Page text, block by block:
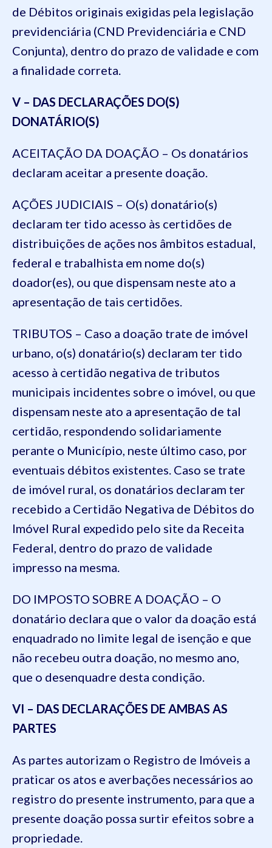
de Débitos originais exigidas pela legislação
previdenciária (CND Previdenciária e CND
Conjunta), dentro do prazo de validade e com
a finalidade correta.
V – DAS DECLARAÇÕES DO(S)
DONATÁRIO(S)
ACEITAÇÃO DA DOAÇÃO – Os donatários
declaram aceitar a presente doação.
AÇÕES JUDICIAIS – O(s) donatário(s)
declaram ter tido acesso às certidões de
distribuições de ações nos âmbitos estadual,
federal e trabalhista em nome do(s)
doador(es), ou que dispensam neste ato a
apresentação de tais certidões.
TRIBUTOS – Caso a doação trate de imóvel
urbano, o(s) donatário(s) declaram ter tido
acesso à certidão negativa de tributos
municipais incidentes sobre o imóvel, ou que
dispensam neste ato a apresentação de tal
certidão, respondendo solidariamente
perante o Município, neste último caso, por
eventuais débitos existentes. Caso se trate
de imóvel rural, os donatários declaram ter
recebido a Certidão Negativa de Débitos do
Imóvel Rural expedido pelo site da Receita
Federal, dentro do prazo de validade
impresso na mesma.
DO IMPOSTO SOBRE A DOAÇÃO – O
donatário declara que o valor da doação está
enquadrado no limite legal de isenção e que
não recebeu outra doação, no mesmo ano,
que o desenquadre desta condição.
VI – DAS DECLARAÇÕES DE AMBAS AS
PARTES
As partes autorizam o Registro de Imóveis a
praticar os atos e averbações necessários ao
registro do presente instrumento, para que a
presente doação possa surtir efeitos sobre a
propriedade.